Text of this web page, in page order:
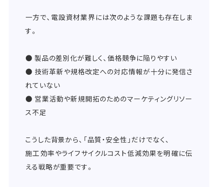
一方で、電設資材業界には次のような課題も存在しま
す。
● 製品の差別化が難しく、価格競争に陥りやすい
● 技術革新や規格改定への対応情報が十分に発信さ
れていない
● 営業活動や新規開拓のためのマーケティングリソー
ス不足
こうした背景から、「品質・安全性」だけでなく、
施工効率やライフサイクルコスト低減効果を明確に伝
える戦略が重要です。